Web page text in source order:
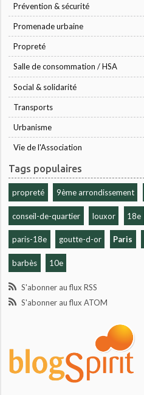
Prévention & sécurité
Promenade urbaine
Propreté
Salle de consommation / HSA
Social & solidarité
Transports
Urbanisme
Vie de l'Association
Tags populaires
propreté 9ème arrondissement
conseil-de-quartier louxor 18e
paris-18e goutte-d-or Paris
barbès 10e
S'abonner au flux RSS
S'abonner au flux ATOM